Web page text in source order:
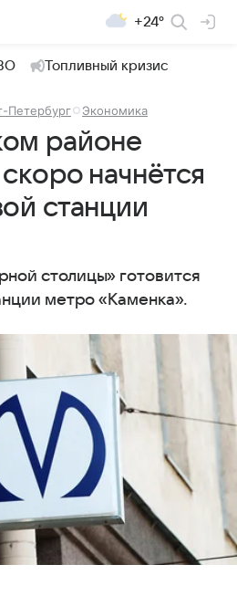
+24°
Топливный кризис
Петербург Экономика
районе
начнётся
станции
столицы» готовится
метро «Каменка».